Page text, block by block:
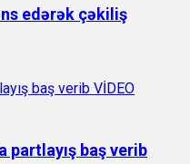
edərək çəkiliş
partlayış baş verib